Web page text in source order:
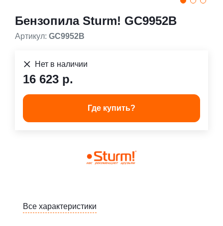
Бензопила Sturm! GC9952B
Артикул: GC9952B
Нет в наличии
16 623 р.
Где купить?
Все характеристики